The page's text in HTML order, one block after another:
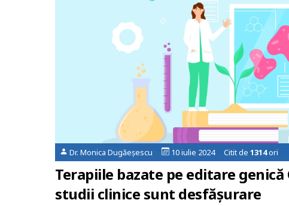
Dr. Monica Dugăeșescu 10 iulie 2024 Citit de 1314ori
Terapiile bazate pe editare genică
studii clinice sunt desfășurare